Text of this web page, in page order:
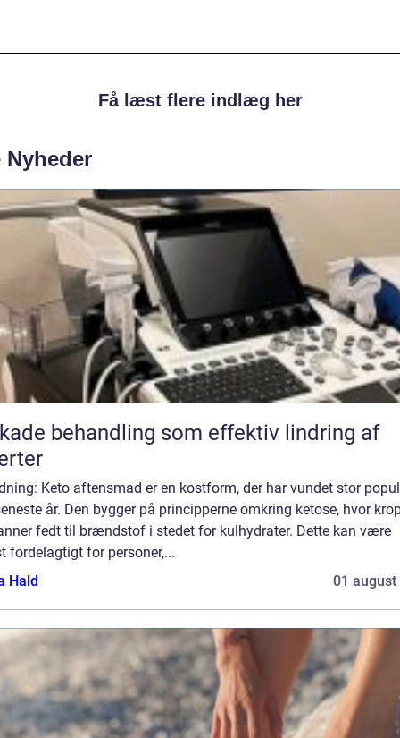
Få læst flere indlæg her
Nyheder
behandling som effektiv lindring af
Keto aftensmad er en kostform, der har vundet stor
år. Den bygger på principperne omkring ketose, hvor
fedt til brændstof i stedet for kulhydrater. Dette kan være
fordelagtigt for personer,...
Hald
01 august